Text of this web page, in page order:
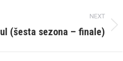
NEXT
(šesta sezona – finale)